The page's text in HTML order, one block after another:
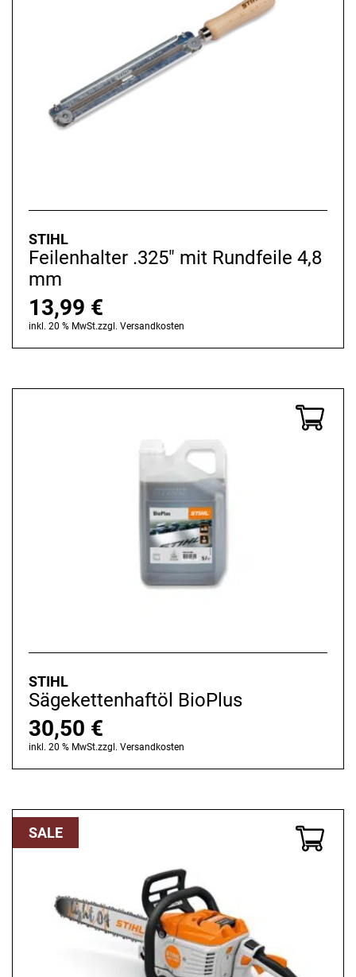
STIHL
Feilenhalter .325" mit Rundfeile 4,8
mm
13,99 €
inkl. 20 % MwSt.zzgl. Versandkosten
STIHL
Sägekettenhaftöl BioPlus
30,50 €
inkl. 20 % MwSt.zzgl. Versandkosten
SALE